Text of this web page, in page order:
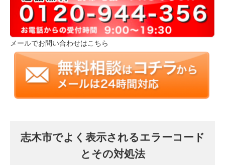
メールでお問い合わせはこちら
志木市でよく表示されるエラーコード
とその対処法